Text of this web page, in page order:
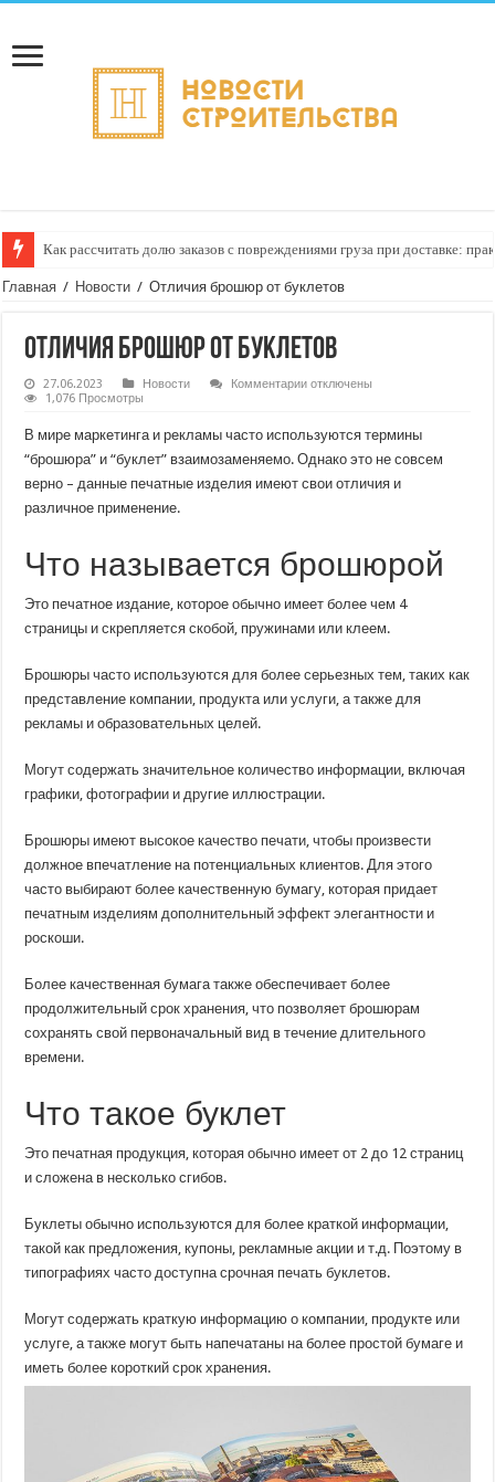
Как рассчитать долю заказов с повреждениями груза при доставке:
Главная / Новости / Отличия брошюр от буклетов
Отличия брошюр от буклетов
27.06.2023 Новости Комментариик
от
буклетов
отключены
1,076 Просмотры
В мире маркетинга и рекламы часто используются термины
“брошюра” и “буклет” взаимозаменяемо. Однако это не совсем
верно – данные печатные изделия имеют свои отличия и
различное применение.
Что называется брошюрой
Это печатное издание, которое обычно имеет более чем 4
страницы и скрепляется скобой, пружинами или клеем.
Брошюры часто используются для более серьезных тем, таких как
представление компании, продукта или услуги, а также для
рекламы и образовательных целей.
Могут содержать значительное количество информации, включая
графики, фотографии и другие иллюстрации.
Брошюры имеют высокое качество печати, чтобы произвести
должное впечатление на потенциальных клиентов. Для этого
часто выбирают более качественную бумагу, которая придает
печатным изделиям дополнительный эффект элегантности и
роскоши.
Более качественная бумага также обеспечивает более
продолжительный срок хранения, что позволяет брошюрам
сохранять свой первоначальный вид в течение длительного
времени.
Что такое буклет
Это печатная продукция, которая обычно имеет от 2 до 12 страниц
и сложена в несколько сгибов.
Буклеты обычно используются для более краткой информации,
такой как предложения, купоны, рекламные акции и т.д. Поэтому в
типографиях часто доступна срочная печать буклетов.
Могут содержать краткую информацию о компании, продукте или
услуге, а также могут быть напечатаны на более простой бумаге и
иметь более короткий срок хранения.